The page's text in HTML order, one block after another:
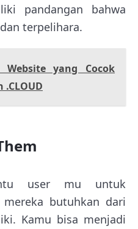
pandangan bahwa
terpelihara.
Website yang Cocok
user mu untuk
butuhkan dari
Kamu bisa menjadi